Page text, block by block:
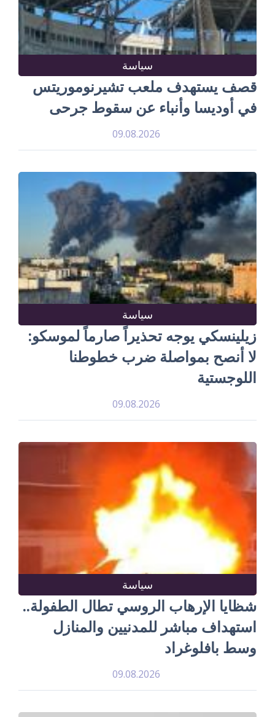
سياسة
قصف يستهدف ملعب تشيرنوموريتس
في أوديسا وأنباء عن سقوط جرحى
09.08.2026
سياسة
زيلينسكي يوجه تحذيراً صارماً لموسكو:
لا أنصح بمواصلة ضرب خطوطنا
اللوجستية
09.08.2026
سياسة
شظايا الإرهاب الروسي تطال الطفولة..
استهداف مباشر للمدنيين والمنازل
وسط بافلوغراد
09.08.2026